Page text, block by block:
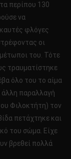
περίπου 130
να
φλόγες
οι
του. Τότε
τραυματίστηκε
όλο του το αίμα
άλλη παραλλαγή
Φιλοκτήτη) τον
πετάχτηκε και
του σώμα. Είχε
βρεθεί πολλά